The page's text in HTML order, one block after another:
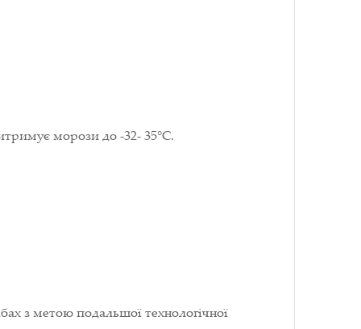
морози до -32- 35°С.
з метою подальшої технологічної